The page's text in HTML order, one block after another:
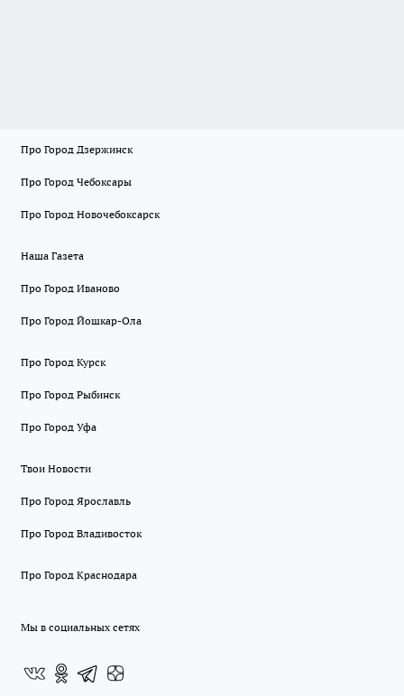
Про Город Дзержинск
Про Город Чебоксары
Про Город Новочебоксарск
Наша Газета
Про Город Иваново
Про Город Йошкар-Ола
Про Город Курск
Про Город Рыбинск
Про Город Уфа
Твои Новости
Про Город Ярославль
Про Город Владивосток
Про Город Краснодара
Мы в социальных сетях